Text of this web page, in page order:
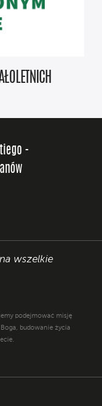
-
wszelkie
podejmować misję
budowanie życia